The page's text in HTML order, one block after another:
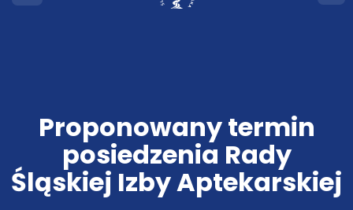
Proponowany termin
posiedzenia Rady
Śląskiej Izby Aptekarskiej